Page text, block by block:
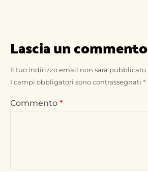
Lascia un commento
Il tuo indirizzo email non sarà pubblicato.
I campi obbligatori sono contrassegnati *
Commento *